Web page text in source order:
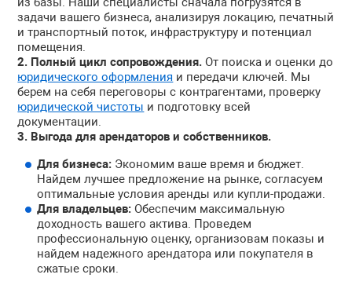
задачи вашего бизнеса, анализируя локацию, печатный
и транспортный поток, инфраструктуру и потенциал
помещения.
Полный цикл сопровождения. От поиска и оценки до
юридического оформления и передачи ключей. Мы
берем на себя переговоры с контрагентами, проверку
юридической чистоты и подготовку всей
документации.
Выгода для арендаторов и собственников.
Для бизнеса: Экономим ваше время и бюджет.
Найдем лучшее предложение на рынке, согласуем
оптимальные условия аренды или купли-продажи.
Для владельцев: Обеспечим максимальную
доходность вашего актива. Проведем
профессиональную оценку, организовам показы и
найдем надежного арендатора или покупателя в
сжатые сроки.